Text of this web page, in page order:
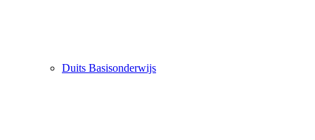
Duits Basisonderwijs